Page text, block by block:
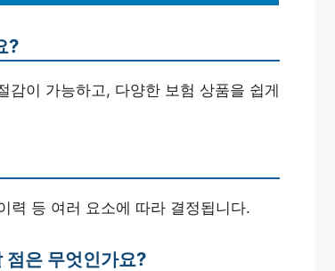
?
감이 가능하고, 다양한 보험 상품을 쉽게
력 등 여러 요소에 따라 결정됩니다.
점은 무엇인가요?